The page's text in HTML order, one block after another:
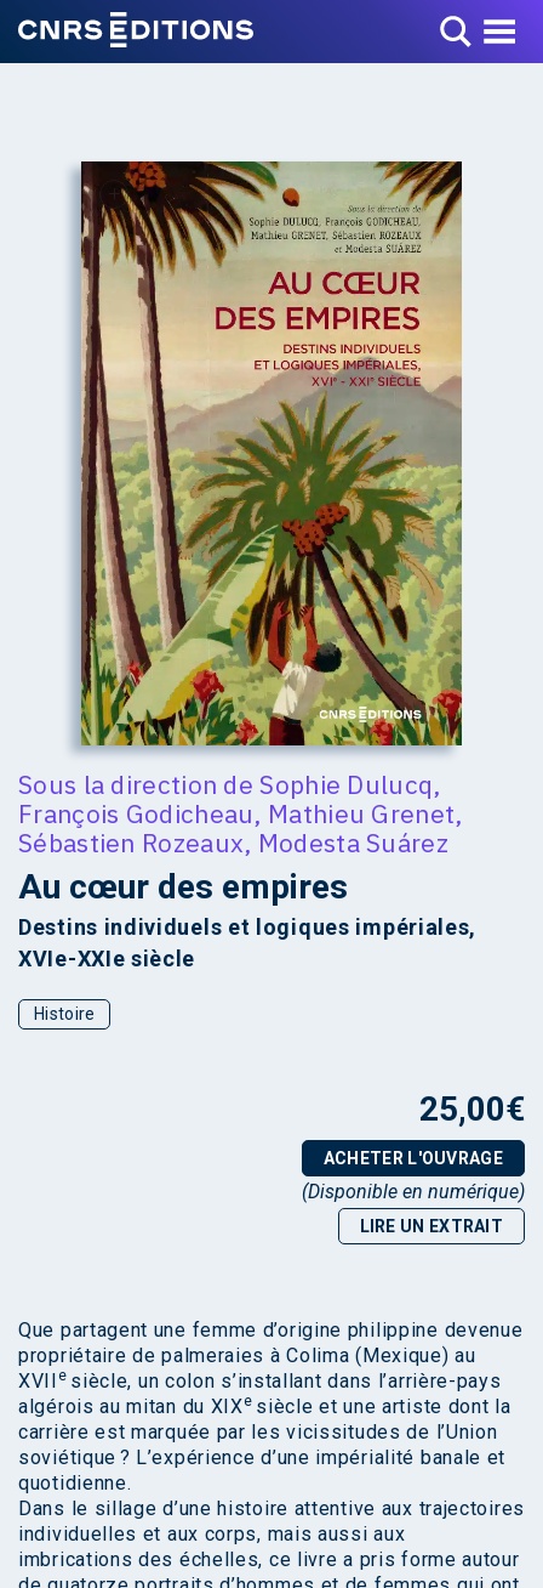
Toggle Menu
+
Sous la direction deSophie Dulucq,
François Godicheau, Mathieu Grenet,
Sébastien Rozeaux, Modesta Suárez
Au cœur des empires
Destins individuels et logiques impériales,
XVIe-XXIe siècle
Histoire
25,00€
ACHETER L'OUVRAGE
(Disponible en numérique)
LIRE UN EXTRAIT
Que partagent une femme d’origine philippine devenue
propriétaire de palmeraies à Colima (Mexique) au
XVIIe siècle, un colon s’installant dans l’arrière-pays
algérois au mitan du XIXe siècle et une artiste dont la
carrière est marquée par les vicissitudes de l’Union
soviétique ? L’expérience d’une impérialité banale et
quotidienne.
Dans le sillage d’une histoire attentive aux trajectoires
individuelles et aux corps, mais aussi aux
imbrications des échelles, ce livre a pris forme autour